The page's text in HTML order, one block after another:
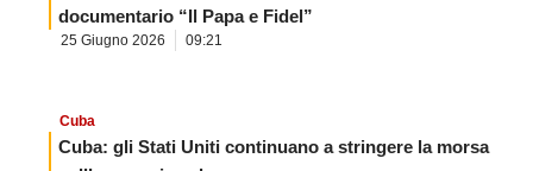
documentario “Il Papa e Fidel”
25 Giugno 2026 09:21
Cuba
Cuba: gli Stati Uniti continuano a stringere la morsa